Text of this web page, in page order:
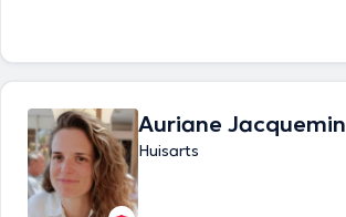
Auriane Jacquemin
Huisarts